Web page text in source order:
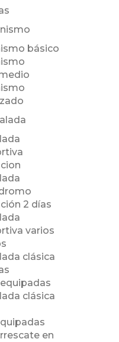
básico
2 días
varios
clásica
clásica
en